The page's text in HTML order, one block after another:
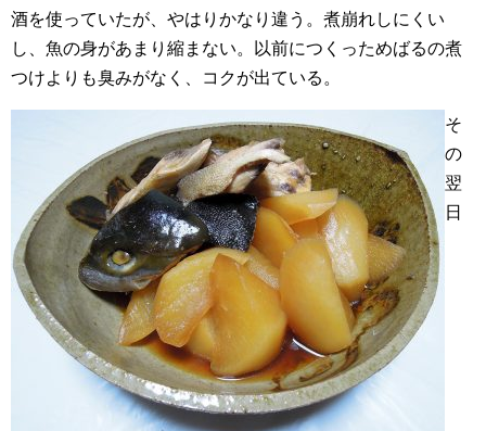
酒を使っていたが、やはりかなり違う。煮崩れしにくい
し、魚の身があまり縮まない。以前につくっためばるの煮
つけよりも臭みがなく、コクが出ている。
そ
の
翌
日